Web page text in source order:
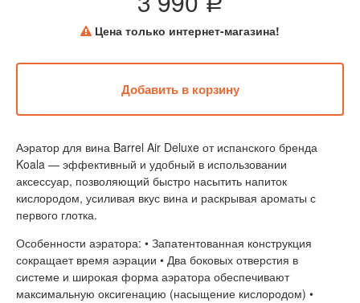
a
Цена только интернет-магазина!
Аэратор для вина Barrel Air Deluxe от испанского бренда
Koala — эффективный и удобный в использовании
аксессуар, позволяющий быстро насытить напиток
кислородом, усиливая вкус вина и раскрывая ароматы с
первого глотка.
Особенности аэратора: • Запатентованная конструкция
сокращает время аэрации • Два боковых отверстия в
системе и широкая форма аэратора обеспечивают
максимальную оксигенацию (насыщение кислородом) •